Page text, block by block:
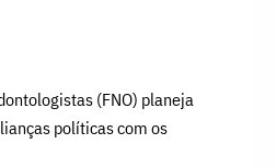
(FNO) planeja
políticas com os